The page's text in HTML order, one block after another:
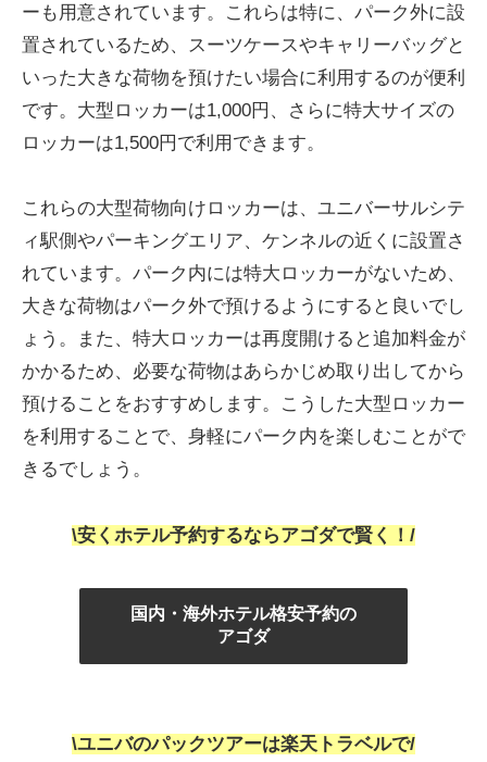
ーも用意されています。これらは特に、パーク外に設
置されているため、スーツケースやキャリーバッグと
いった大きな荷物を預けたい場合に利用するのが便利
です。大型ロッカーは1,000円、さらに特大サイズの
ロッカーは1,500円で利用できます。
これらの大型荷物向けロッカーは、ユニバーサルシテ
ィ駅側やパーキングエリア、ケンネルの近くに設置さ
れています。パーク内には特大ロッカーがないため、
大きな荷物はパーク外で預けるようにすると良いでし
ょう。また、特大ロッカーは再度開けると追加料金が
かかるため、必要な荷物はあらかじめ取り出してから
預けることをおすすめします。こうした大型ロッカー
を利用することで、身軽にパーク内を楽しむことがで
きるでしょう。
\安くホテル予約するならアゴダで賢く！/
国内・海外ホテル格安予約の
アゴダ
\ユニバのパックツアーは楽天トラベルで/